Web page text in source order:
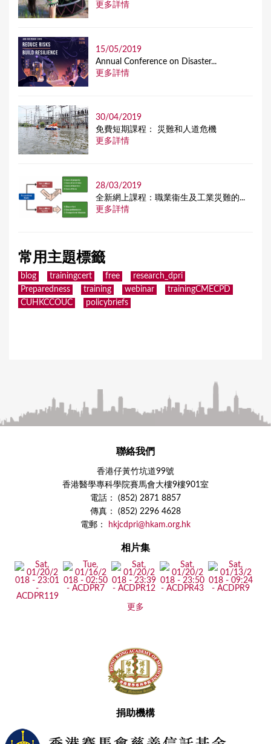
更多詳情
15/05/2019
Annual Conference on Disaster...
更多詳情
30/04/2019
免費短期課程： 災難和人道危機
更多詳情
28/03/2019
全新網上課程：職業衞生及工業災難的...
更多詳情
常用主題標籤
blog trainingcert free
research_dpri
Preparedness
training webinar
trainingCMECPD
CUHKCCOUC
policybriefs
聯絡我們
香港仔黃竹坑道99號
香港醫學專科學院賽馬會大樓9樓901室
電話： (852) 2871 8857
傳真： (852) 2296 4628
電郵：
hkjcdpri@hkam.org.hk
相片集
更多
捐助機構